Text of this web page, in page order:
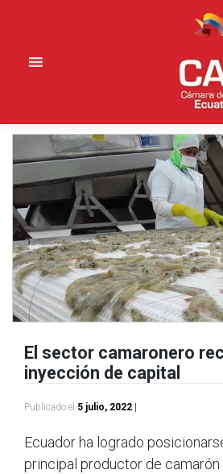
El sector camaronero
inyección de capital
Publicado el 5 julio, 2022 |
Ecuador ha logrado
principal productor de camarón